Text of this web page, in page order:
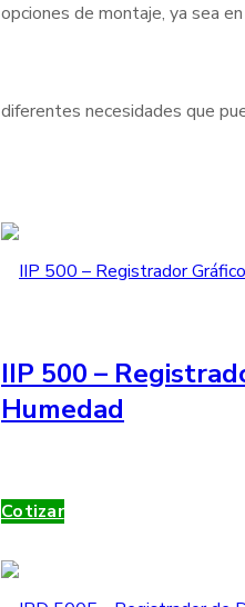
opciones de montaje, ya sea
diferentes necesidades que
IIP 500 –
Humedad
Cotizar